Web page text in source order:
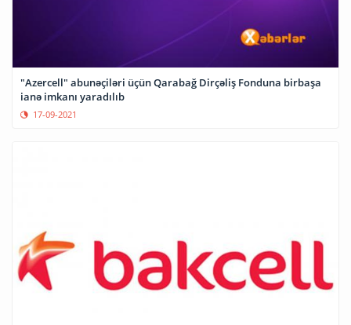
"Azercell" abunəçiləri üçün Qarabağ Dirçəliş Fonduna birbaşa
ianə imkanı yaradılıb
17-09-2021